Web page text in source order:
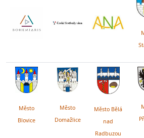
Město
Blovice
Město
Domažlice
Město Bělá
nad
Radbuzou